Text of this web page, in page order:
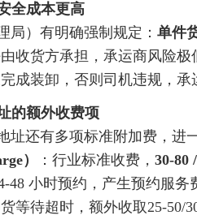
全成本更高
局）有明确强制规定： 单件
收货方承担，承运商风险极
成装卸，否则司机违规，
的额外收费项
址还有多项标准附加费，进
） ：行业标准收费， 30-80
48 小时预约，产生预约服务
等待超时，额外收取25-50/